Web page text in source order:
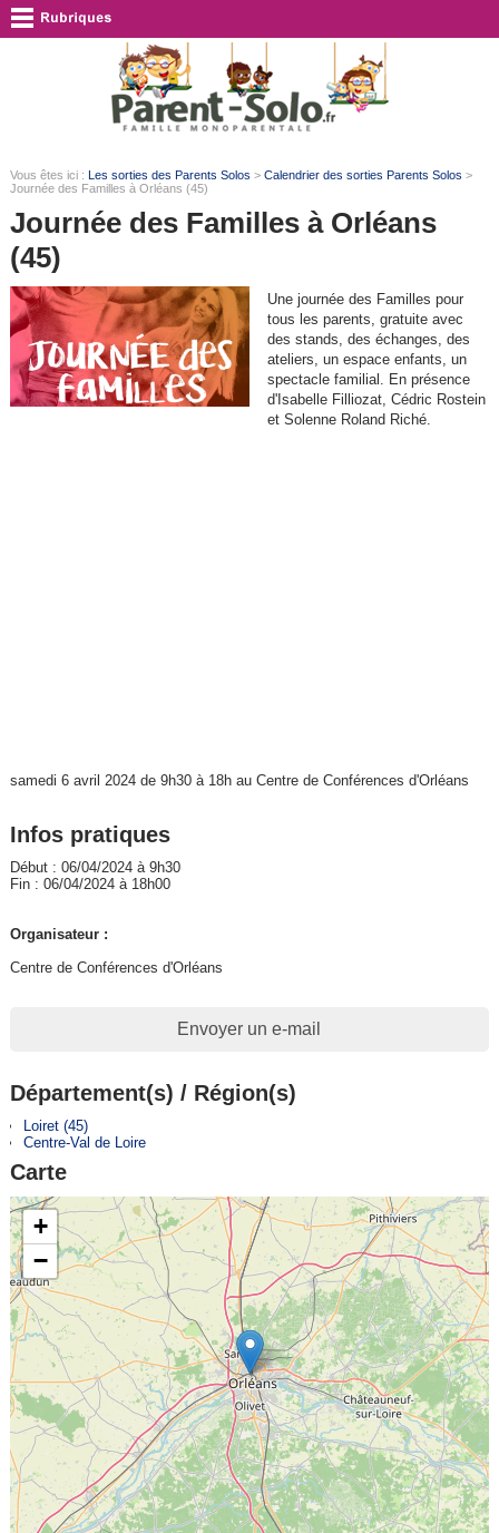
Vous êtes ici : Les sorties des Parents Solos > Calendrier des sorties Parents Solos >
Journée des Familles à Orléans (45)
Journée des Familles à Orléans
(45)
Une journée des Familles pour
tous les parents, gratuite avec
des stands, des échanges, des
ateliers, un espace enfants, un
spectacle familial. En présence
d'Isabelle Filliozat, Cédric Rostein
et Solenne Roland Riché.
samedi 6 avril 2024 de 9h30 à 18h au Centre de Conférences d'Orléans
Infos pratiques
Début : 06/04/2024 à 9h30
Fin : 06/04/2024 à 18h00
Organisateur :
Centre de Conférences d'Orléans
Envoyer un e-mail
Département(s) / Région(s)
Loiret (45)
Centre-Val de Loire
Carte
+
−